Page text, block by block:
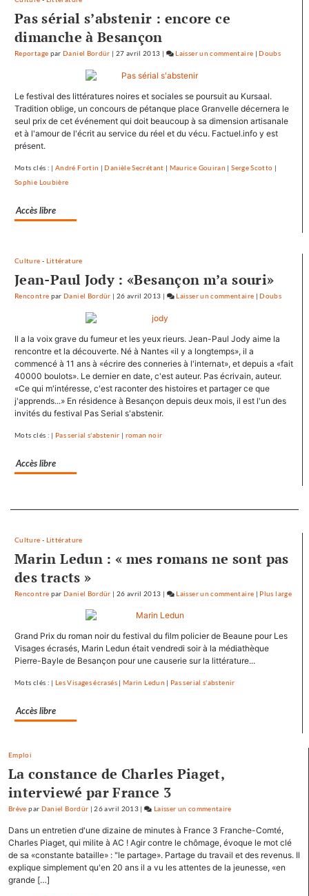
Pas sérial s’abstenir : encore ce
dimanche à Besançon
Reportage parDaniel Bordür | 27 avril 2013 | Laisser un commentaire on
se
ressource
à
Mamirolle
Avoudrey
|Doubs
Le festival des littératures noires et sociales se poursuit au Kursaal.
Tradition oblige, un concours de pétanque place Granvelle décernera le
seul prix de cet événement qui doit beaucoup à sa dimension artisanale
et à l'amour de l'écrit au service du réel et du vécu. Factuel.info y est
présent.
Mots clés : |André Fortin |Danièle Secrétant | Maurice Gouiran |Serge Scotto |
Sophie Loubière
Accès libre
Culture - Littérature
Jean-Paul Jody : «Besançon m’a souri»
Rencontre parDaniel Bordür | 26 avril 2013 | Laisser un commentaire on
se
à
et
|Doubs
Il a la voix grave du fumeur et les yeux rieurs. Jean-Paul Jody aime la
rencontre et la découverte. Né à Nantes «il y a longtemps», il a
commencé à 11 ans à «écrire des conneries à l'internat», et depuis a «fait
40000 boulots». Le dernier en date, c'est auteur. Pas écrivain, auteur.
«Ce qui m'intéresse, c'est raconter des histoires et partager ce que
j'apprends...» En résidence à Besançon depuis deux mois, il est l'un des
invités du festival Pas Serial s'abstenir.
Mots clés : | Pas serial s'abstenir | roman noir
Accès libre
Culture - Littérature
Marin Ledun : « mes romans ne sont pas
des tracts »
Rencontre parDaniel Bordür | 26 avril 2013 | Laisser un commentaire on
se
ressource
à
| Plus large
Grand Prix du roman noir du festival du film policier de Beaune pour Les
Visages écrasés, Marin Ledun était vendredi soir à la médiathèque
Pierre-Bayle de Besançon pour une causerie sur la littérature...
Mots clés : | Les Visages écrasés| Marin Ledun Pas serial s'abstenir
Accès libre
Emploi
La constance de Charles Piaget,
interviewé par France 3
Brève par Daniel Bordür |26 avril 2013 | Laisser un commentaire
Hollande
se
ressource
Dans un entretien d'une dizaine de minutes à France 3 Franche-Comté,
Charles Piaget, qui milite à AC ! Agir contre le chômage, évoque le mot clé
de sa «constante bataille» : "le partage». Partage du travail et des revenus. Il
explique simplement qu'en 20 ans il a vu les attentes de la jeunesse, «en
grande […]